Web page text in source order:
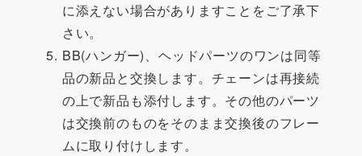
に添えない場合がありますことをご了承下
さい。
BB(ハンガー)、ヘッドパーツのワンは同等
品の新品と交換します。チェーンは再接続
の上で新品も添付します。その他のパーツ
は交換前のものをそのまま交換後のフレー
ムに取り付けします。